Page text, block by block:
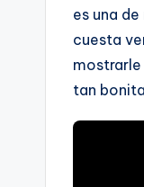
es una
cuesta
mostrarle
tan